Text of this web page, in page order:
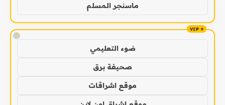
ماسنجر المسلم
!
ضوء التعليمي
صحيفة برق
موقع اشراقات